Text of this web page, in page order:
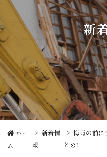
Warning: Undefined
/home/zesthouse/
content/themes/
line10
新
ホー
ム
新着情
報
梅雨の前に
とめ！